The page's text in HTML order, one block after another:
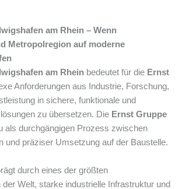
am Rhein – Wenn
Metropolregion auf moderne
am Rhein bedeutet für die Ernst
Anforderungen aus Industrie, Forschung,
in sichere, funktionale und
zu übersetzen. Die Ernst Gruppe
als durchgängigen Prozess zwischen
und präziser Umsetzung auf der Baustelle.
durch eines der größten
Welt, starke industrielle Infrastruktur und